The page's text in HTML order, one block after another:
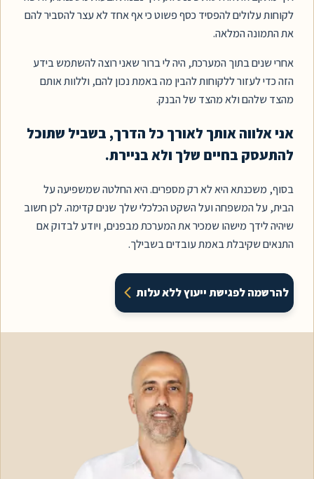
עלוליםלהפסידכסףפשוט כיאףאחד לאעצרלהסבירלהם
המלאה.
בתוךהמערכת,היהליברור שאני רוצה להשתמשבידע
לעזורללקוחות להביןמהבאמת נכוןלהם,וללוותאותם
שלהםולא מהצד שלהבנק.
אותךלאורךכלהדרך,בשבילשתוכל
בחייםשלךולאבניירת.
משכנתאהיאלארק מספרים.היאהחלטה שמשפיעהעל
המשפחהועלהשקטהכלכלישלךשנים קדימה.לכן חשוב
מישהושמכיראת המערכתמבפנים,ויודעלבדוקאם
שקיבלתבאמתעובדיםבשבילך.
לפגישת ייעוץ ללא עלות